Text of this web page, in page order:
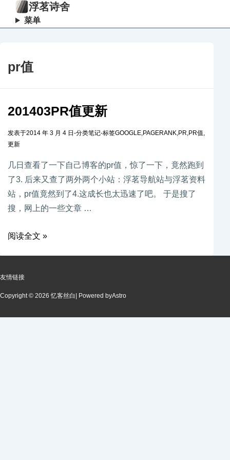
浮茗诗舍
菜单
pr值
201403PR值更新
发表于2014 年 3 月 4 日 -分类笔记-标签GOOGLE,PAGERANK,PR,PR值,
更新
几日查看了一下自己博客的pr值，惊了一下，竟然跑到
了3. 后来又查了两外两个小站：浮茗导航站与浮茗资料
站，pr值竟然到了4.这成长也太迅速了吧。 于是搜了
搜，网上的一些文章 …
阅读全文 »
友情链接
Copyright © 2026 忆客丝白 | Powered byAstro